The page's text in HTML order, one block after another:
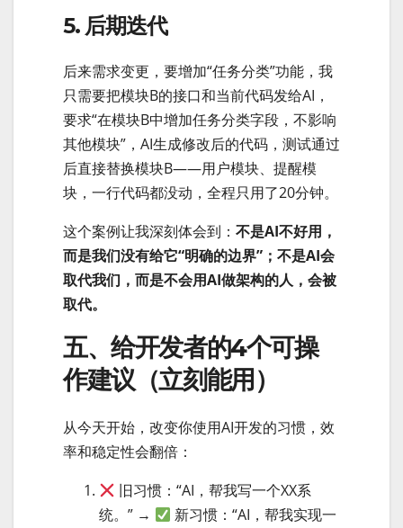
5. 后期迭代
后来需求变更，要增加“任务分类”功能，我
只需要把模块B的接口和当前代码发给AI，
要求“在模块B中增加任务分类字段，不影响
其他模块”，AI生成修改后的代码，测试通过
后直接替换模块B——用户模块、提醒模
块，一行代码都没动，全程只用了20分钟。
这个案例让我深刻体会到： 不是AI不好用，
而是我们没有给它“明确的边界”；不是AI会
取代我们，而是不会用AI做架构的人，会被
取代。
五、给开发者的4个可操
作建议（立刻能用）
从今天开始，改变你使用AI开发的习惯，效
率和稳定性会翻倍：
旧习惯：“AI，帮我写一个XX系
统。” →
新习惯：“AI，帮我实现一